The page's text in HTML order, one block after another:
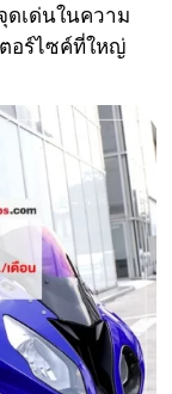
ดเด่นในความ
อร์ไซค์ที่ใหญ่